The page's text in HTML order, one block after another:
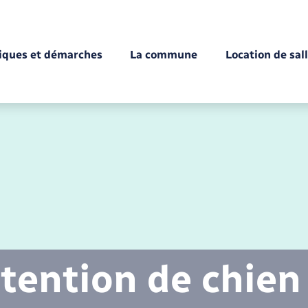
et démarches
Citoyenneté
Mariage – PACS
La commune Location de
de chien